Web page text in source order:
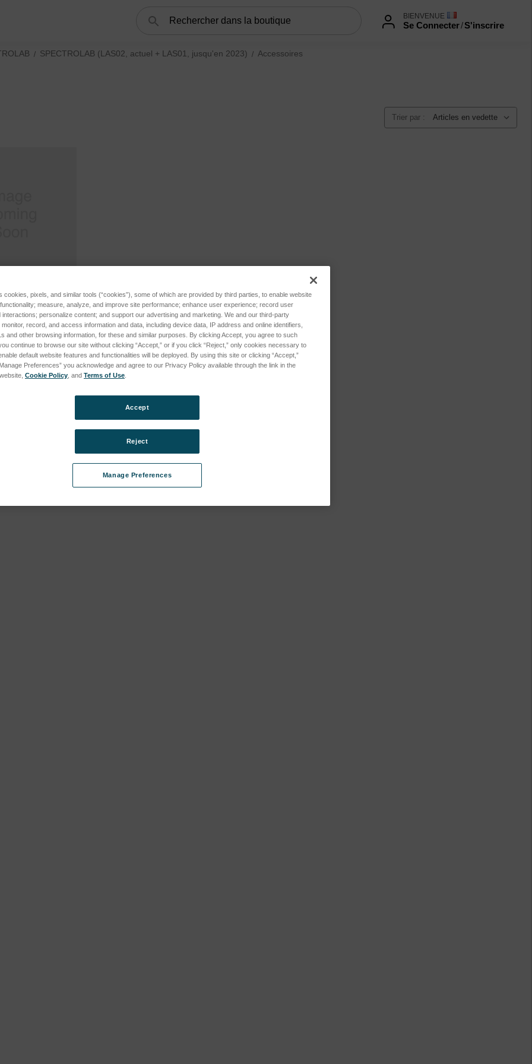
BIENVENUE
Se Connecter/S'inscrire
SPECTROLAB (LAS02, actuel + LAS01, jusqu'en 2023) Accessoires
(XEP03, jusqu'en 2015) subcategories
D (XEP06, actuel) subcategories
Trier par :
Database
pour
tarifs
cookies, pixels, and similar tools (“cookies”), some of which are provided by third parties, to enable website
measure, analyze, and improve site performance; enhance user experience; record user
personalize content; and support our advertising and marketing. We and our third-party
record, and access information and data, including device data, IP address and online identifiers,
and other browsing information, for these and similar purposes. By clicking Accept, you agree to such
continue to browse our site without clicking “Accept,” or if you click “Reject,” only cookies necessary to
default website features and functionalities will be deployed. By using this site or clicking “Accept,”
Preferences” you acknowledge and agree to our Privacy Policy available through the link in the
Cookie Policy , and Terms of Use
Manage Preferences
Reject
Accept